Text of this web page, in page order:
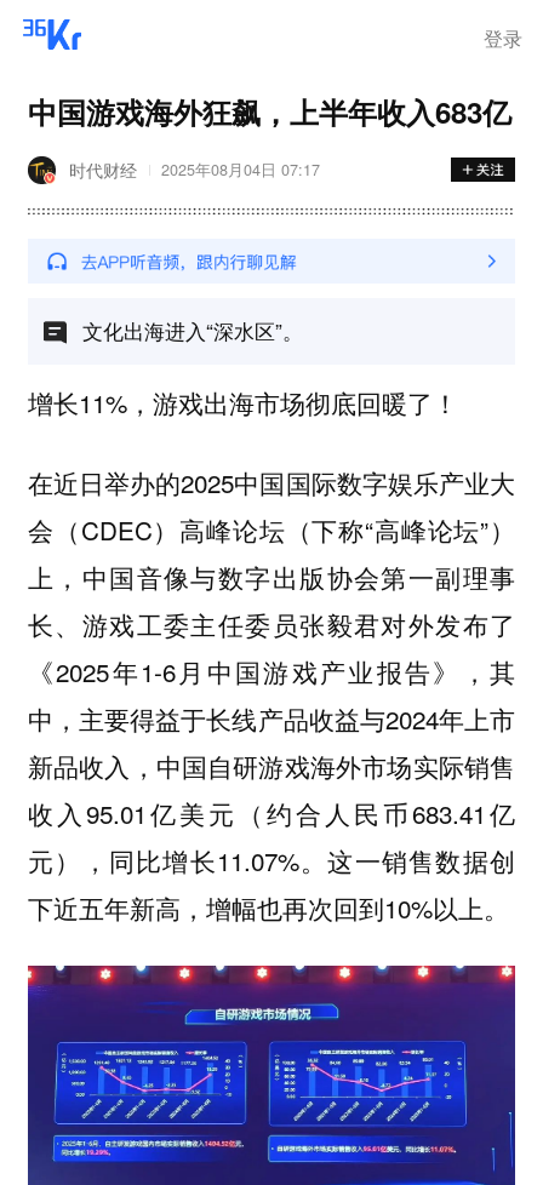
登录
中国游戏海外狂飙，上半年收入683亿
时代财经 2025年08月04日 07:17
文化出海进入“深水区”。
增长11%，游戏出海市场彻底回暖了！
在近日举办的2025中国国际数字娱乐产业大
会（CDEC）高峰论坛（下称“高峰论坛”）
上，中国音像与数字出版协会第一副理事
长、游戏工委主任委员张毅君对外发布了
《2025年1-6月中国游戏产业报告》，其
中，主要得益于长线产品收益与2024年上市
新品收入，中国自研游戏海外市场实际销售
收入95.01亿美元（约合人民币683.41亿
元），同比增长11.07%。这一销售数据创
下近五年新高，增幅也再次回到10%以上。